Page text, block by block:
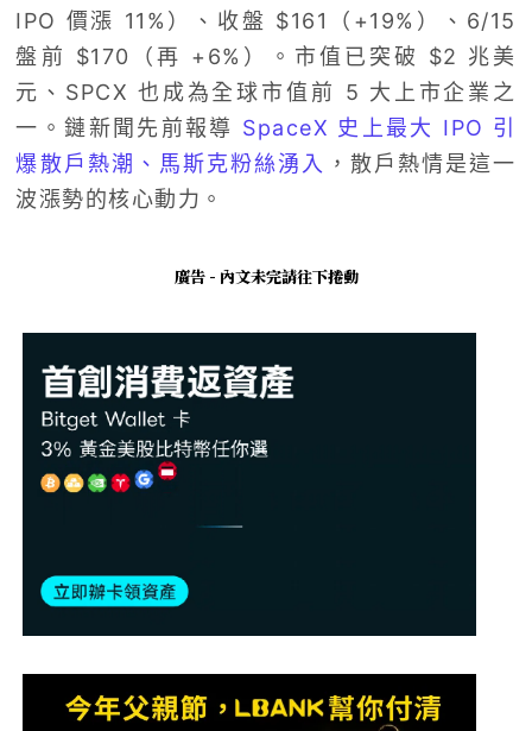
IPO 價漲 11%）、收盤 $161（+19%）、6/15
盤前 $170（再 +6%）。市值已突破 $2 兆美
元、SPCX 也成為全球市值前 5 大上市企業之
一。鏈新聞先前報導 SpaceX 史上最大 IPO 引
爆散戶熱潮、馬斯克粉絲湧入
，散戶熱情是這一
波漲勢的核心動力。
廣告 - 內文未完請往下捲動